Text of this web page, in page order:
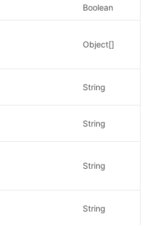
Boolean
Object[]
String
String
String
String